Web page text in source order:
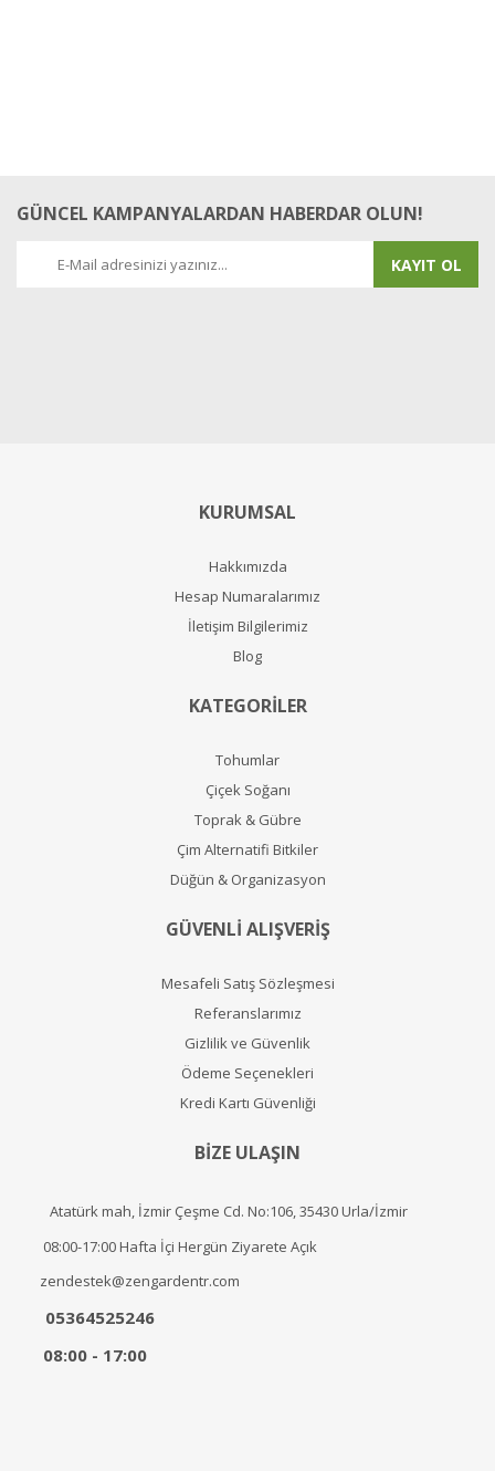
GÜNCEL KAMPANYALARDAN HABERDAR OLUN!
KAYIT OL
KURUMSAL
Hakkımızda
Hesap Numaralarımız
İletişim Bilgilerimiz
Blog
KATEGORİLER
Tohumlar
Çiçek Soğanı
Toprak & Gübre
Çim Alternatifi Bitkiler
Düğün & Organizasyon
GÜVENLİ ALIŞVERİŞ
Mesafeli Satış Sözleşmesi
Referanslarımız
Gizlilik ve Güvenlik
Ödeme Seçenekleri
Kredi Kartı Güvenliği
BİZE ULAŞIN
Atatürk mah, İzmir Çeşme Cd. No:106, 35430 Urla/İzmir
08:00-17:00 Hafta İçi Hergün Ziyarete Açık
zendestek@zengardentr.com
05364525246
08:00 - 17:00